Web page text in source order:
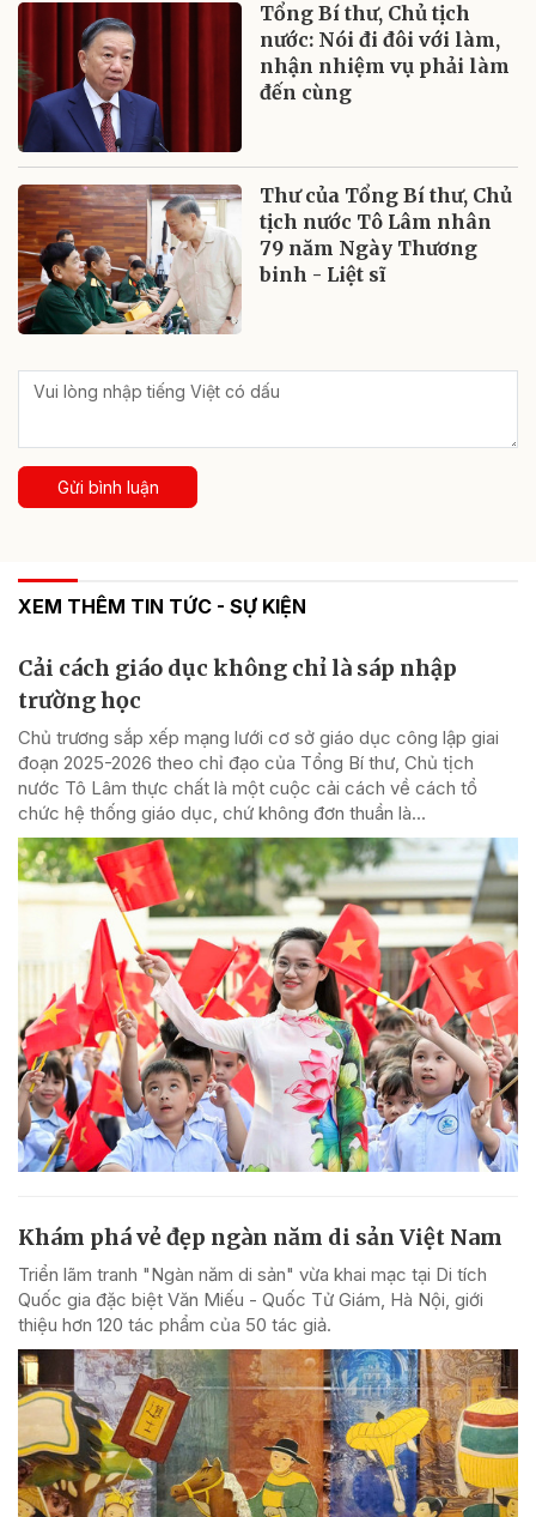
Tổng Bí thư, Chủ tịch
nước: Nói đi đôi với làm,
nhận nhiệm vụ phải làm
đến cùng
Thư của Tổng Bí thư, Chủ
tịch nước Tô Lâm nhân
79 năm Ngày Thương
binh - Liệt sĩ
Gửi bình luận
XEM THÊM TIN TỨC - SỰ KIỆN
Cải cách giáo dục không chỉ là sáp nhập
trường học
Chủ trương sắp xếp mạng lưới cơ sở giáo dục công lập giai
đoạn 2025-2026 theo chỉ đạo của Tổng Bí thư, Chủ tịch
nước Tô Lâm thực chất là một cuộc cải cách về cách tổ
chức hệ thống giáo dục, chứ không đơn thuần là...
Khám phá vẻ đẹp ngàn năm di sản Việt Nam
Triển lãm tranh "Ngàn năm di sản" vừa khai mạc tại Di tích
Quốc gia đặc biệt Văn Miếu - Quốc Tử Giám, Hà Nội, giới
thiệu hơn 120 tác phẩm của 50 tác giả.